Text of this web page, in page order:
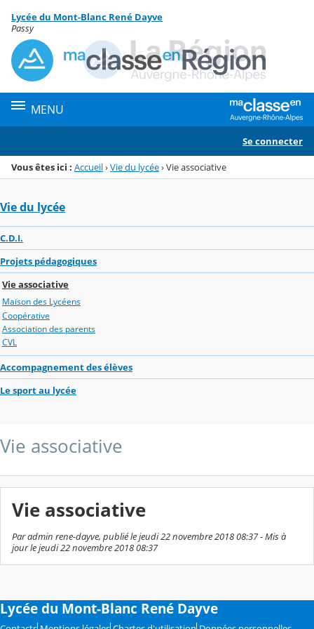
Menu de la rubrique
Contenu
Lycée du Mont-Blanc René Dayve
Passy
MENU
Se connecter
Vous êtes ici : Accueil›Vie du lycée›Vie associative
Vie du lycée
C.D.I.
Projets pédagogiques
Vie associative
Maison des Lycéens
Coopérative
Association des parents
CVL
Accompagnement des élèves
Le sport au lycée
Vie associative
Vie associative
Par admin rene-dayve, publié le jeudi 22 novembre 2018 08:37 - Mis à
jour le jeudi 22 novembre 2018 08:37
Lycée du Mont-Blanc René Dayve